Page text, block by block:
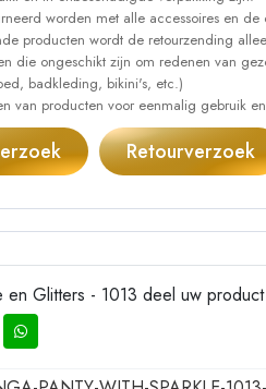
worden met alle accessoires en de
producten wordt de retourzending
die ongeschikt zijn om redenen van
badkleding, bikini's, etc.)
van producten voor eenmalig gebruik
Retourverzoek
en Glitters - 1013 deel uw